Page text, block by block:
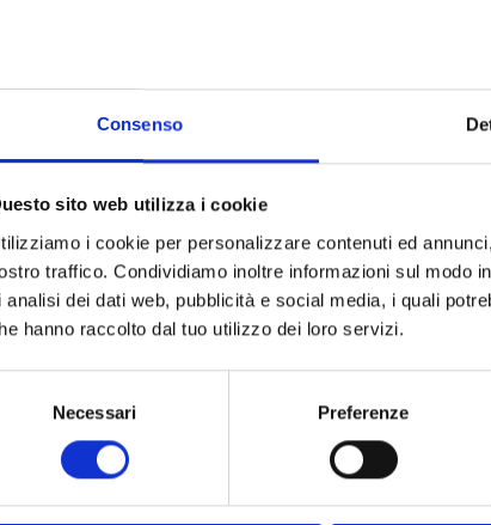
Consenso
sito web utilizza i cookie
i cookie per personalizzare contenuti ed
traffico. Condividiamo inoltre informazioni sul modo
analisi dei dati web, pubblicità e social media, i quali
hanno raccolto dal tuo utilizzo dei loro servizi.
Necessari Preferenze
Incarico
Anagrafica Professionale
Principali progetti di ricerca
MeerKAT Fornax Survey
WALLABY
pubblicazioni con